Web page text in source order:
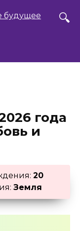
года
и
20
Земля